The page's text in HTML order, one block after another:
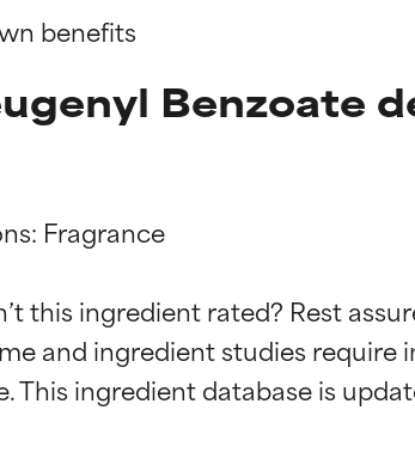
benefits
Benzoate
Fragrance
this ingredient rated? Rest
and ingredient studies
Ratings af
BEDST
Ratings af
BEDST